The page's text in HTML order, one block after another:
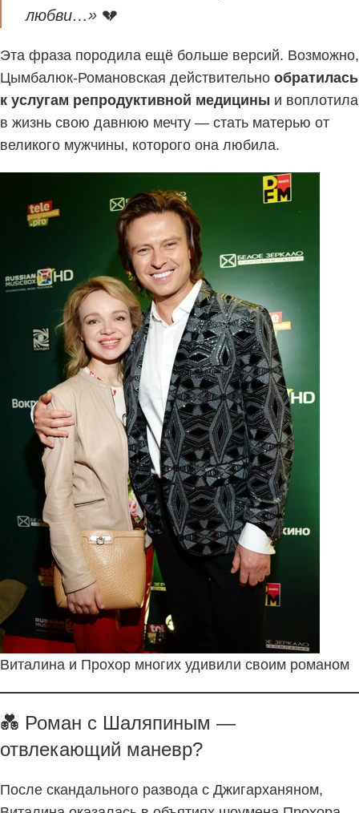
любви…» 💔
Эта фраза породила ещё больше версий. Возможно,
Цымбалюк-Романовская действительно обратилась
к услугам репродуктивной медицины и воплотила
в жизнь свою давнюю мечту — стать матерью от
великого мужчины, которого она любила.
Виталина и Прохор многих удивили своим романом
💑 Роман с Шаляпиным —
отвлекающий маневр?
После скандального развода с Джигарханяном,